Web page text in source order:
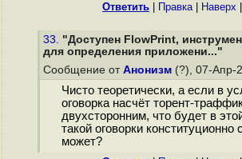
Ответить Правка| Наверх
33. "Доступен FlowPrint,
для определения приложени..."
Сообщение от Анонизм (?), 07-Апр-
Чисто теоретически, а если в
оговорка насчёт торент-
двухсторонним, что будет в
такой оговорки конституционно
может?